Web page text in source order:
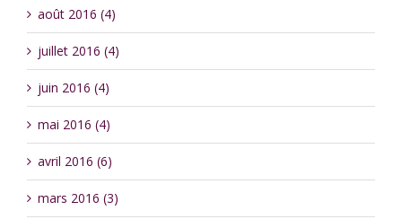
août 2016 (4)
juillet 2016 (4)
juin 2016 (4)
mai 2016 (4)
avril 2016 (6)
mars 2016 (3)